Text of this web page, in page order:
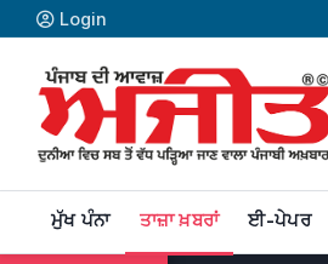
Login
ਮੁੱਖ ਪੰਨਾ ਤਾਜ਼ਾ ਖ਼ਬਰਾਂ ਈ-ਪੇਪਰ